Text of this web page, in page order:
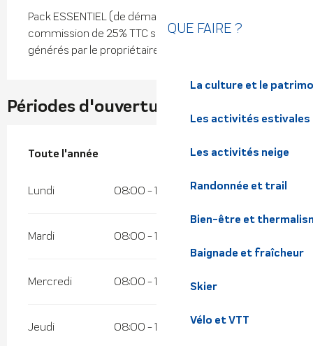
QUE FAIRE ?
La culture et le
Les activités estivales
Les activités neige
Randonnée et trail
Bien-être et
Baignade et fraîcheur
Skier
Vélo et VTT
Pack ESSENTIEL (de démarrage) 490€ puis une
commission de 25% TTC sur les revenus locatifs
générés par le propriétaire.
Périodes d'ouverture
Toute l'année
Toute l'année
Lundi 08:00 - 19:00
Mardi 08:00 - 19:00
Mercredi 08:00 - 19:00
Jeudi 08:00 - 19:00